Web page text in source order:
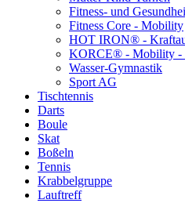
Fitness- und
Fitness Core - Mobility
HOT IRON® -
KORCE® - Mobility -
Wasser-Gymnastik
Sport AG
Tischtennis
Darts
Boule
Skat
Boßeln
Tennis
Krabbelgruppe
Lauftreff